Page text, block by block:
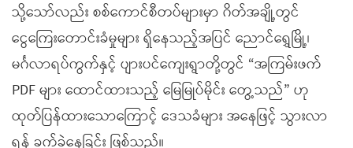
သို့သော်လည်း စစ်ကောင်စီတပ်များမှာ ဂိတ်အချို့တွင်
ငွေကြေးတောင်းခံမှုများ ရှိနေသည့်အပြင် ညောင်ရွှေမြို့၊
မင်္ဂလာရပ်ကွက်နှင့် ပျားပင်ကျေးရွာတို့တွင် “အကြမ်းဖက်
PDF များ ထောင်ထားသည့် မြေမြုပ်မိုင်း တွေ့သည်” ဟု
ထုတ်ပြန်ထားသောကြောင့် ဒေသခံများ အနေဖြင့် သွားလာ
ရန် ခက်ခဲနေခြင်း ဖြစ်သည်။